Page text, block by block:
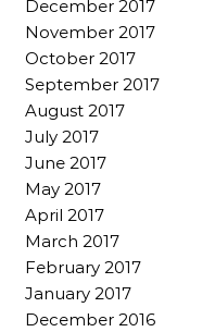
December 2017
November 2017
October 2017
September 2017
August 2017
July 2017
June 2017
May 2017
April 2017
March 2017
February 2017
January 2017
December 2016